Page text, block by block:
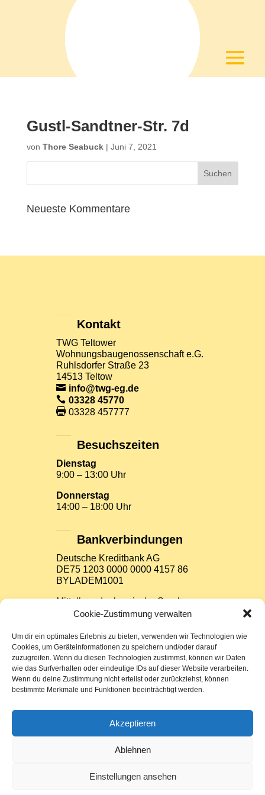
Cookie-Zustimmung verwalten
Um dir ein optimales Erlebnis zu bieten, verwenden wir Technologien wie
Cookies, um Geräteinformationen zu speichern und/oder darauf
zuzugreifen. Wenn du diesen Technologien zustimmst, können wir Daten
wie das Surfverhalten oder eindeutige IDs auf dieser Website verarbeiten.
Wenn du deine Zustimmung nicht erteilst oder zurückziehst, können
bestimmte Merkmale und Funktionen beeinträchtigt werden.
Akzeptieren
Ablehnen
Einstellungen ansehen
Gustl-Sandtner-Str. 7d
von Thore Seabuck| Juni 7, 2021
Neueste Kommentare
Kontakt
TWG Teltower
Wohnungsbaugenossenschaft e.G.
Ruhlsdorfer Straße 23
14513 Teltow
info@twg-eg.de
03328 45770
03328 457777
Besuchszeiten
Dienstag
9:00 – 13:00 Uhr
Donnerstag
14:00 – 18:00 Uhr
Bankverbindungen
Deutsche Kreditbank AG
DE75 1203 0000 0000 4157 86
BYLADEM1001
Mittelbrandenburgische Sparkasse
Potsdam
WELADED1PMB
Impressum
Datenschutz
Sitemap